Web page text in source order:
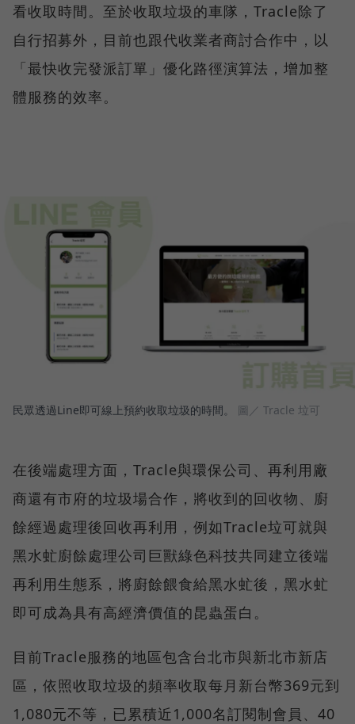
看收取時間。至於收取垃圾的車隊，Tracle除了
自行招募外，目前也跟代收業者商討合作中，以
「最快收完發派訂單」優化路徑演算法，增加整
體服務的效率。
民眾透過Line即可線上預約收取垃圾的時間。 圖／ Tracle 垃可
在後端處理方面，Tracle與環保公司、再利用廠
商還有市府的垃圾場合作，將收到的回收物、廚
餘經過處理後回收再利用，例如Tracle垃可就與
黑水虻廚餘處理公司巨獸綠色科技共同建立後端
再利用生態系，將廚餘餵食給黑水虻後，黑水虻
即可成為具有高經濟價值的昆蟲蛋白。
目前Tracle服務的地區包含台北市與新北市新店
區，依照收取垃圾的頻率收取每月新台幣369元到
1,080元不等，已累積近1,000名訂閱制會員、40